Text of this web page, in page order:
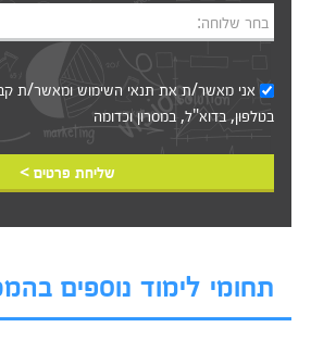
בחר שלוחה:
אני מאשר/ת אתתנאי השימושומאשר/ת
בטלפון, בדוא"ל, במסרון וכדומה‎‎
שליחת פרטים >
תחומי לימוד נוספים